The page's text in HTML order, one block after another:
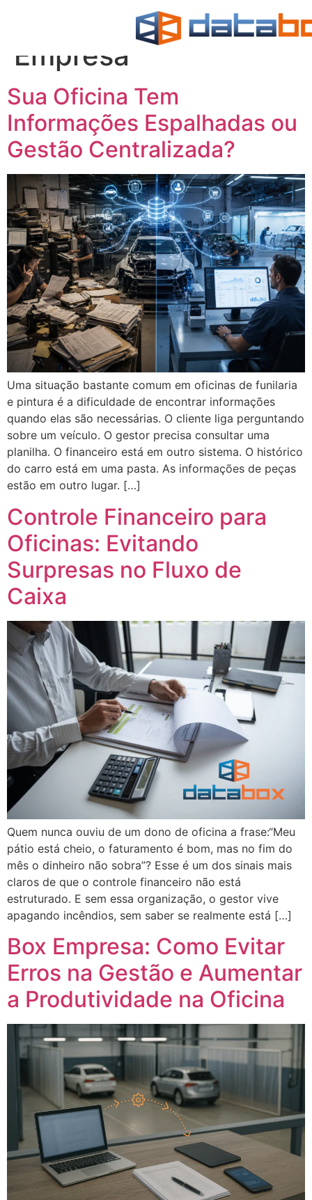
Categoria:Box
Empresa
Sua Oficina Tem
Informações Espalhadas ou
Gestão Centralizada?
Uma situação bastante comum em oficinas de funilaria
e pintura é a dificuldade de encontrar informações
quando elas são necessárias. O cliente liga perguntando
sobre um veículo. O gestor precisa consultar uma
planilha. O financeiro está em outro sistema. O histórico
do carro está em uma pasta. As informações de peças
estão em outro lugar. […]
Controle Financeiro para
Oficinas: Evitando
Surpresas no Fluxo de
Caixa
Quem nunca ouviu de um dono de oficina a frase:“Meu
pátio está cheio, o faturamento é bom, mas no fim do
mês o dinheiro não sobra”? Esse é um dos sinais mais
claros de que o controle financeiro não está
estruturado. E sem essa organização, o gestor vive
apagando incêndios, sem saber se realmente está […]
Box Empresa: Como Evitar
Erros na Gestão e Aumentar
a Produtividade na Oficina